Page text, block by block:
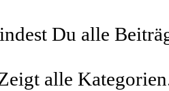
Du alle
alle